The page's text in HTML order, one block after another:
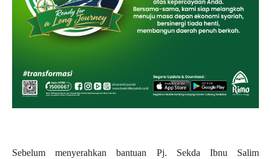
Sebelum menyerahkan bantuan Pj. Sekda Ibnu Salim